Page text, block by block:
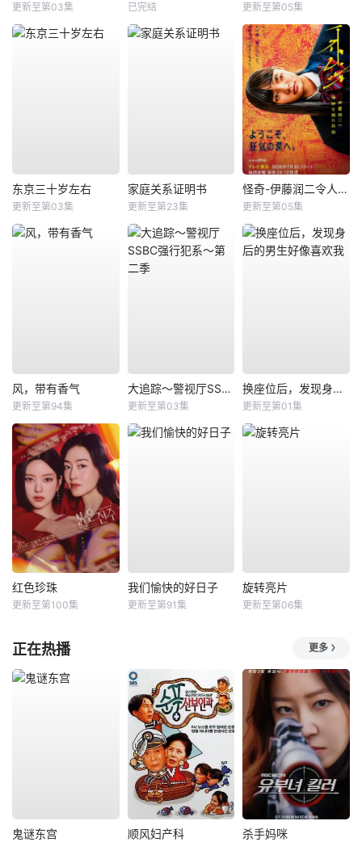
更新至第03集 已完结 更新至第05集
东京三十岁左右
更新至第03集
家庭关系证明书
更新至第23集
怪奇-伊藤润二令人彻夜难眠的奇异故事－
更新至第05集
风，带有香气
更新至第94集
大追踪〜警视厅SSBC强行犯系〜第二季
更新至第03集
换座位后，发现身后的男生好像喜欢我
更新至第01集
红色珍珠
更新至第100集
我们愉快的好日子
更新至第91集
旋转亮片
更新至第06集
正在热播 更多
鬼谜东宫 顺风妇产科 杀手妈咪